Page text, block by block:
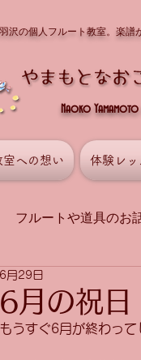
フルートや道具のお
奏
6月の祝日
6月29日
もうすぐ6月が終わって
沢の個人フルート教室。楽譜
Naoko Yamamoto
室への想い 体験レッ